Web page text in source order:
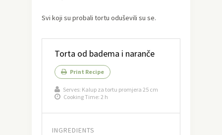
Svi koji su probali tortu oduševili su se.
Torta od badema i naranče
Print Recipe
Serves: Kalup za tortu promjera 25 cm
Cooking Time: 2 h
INGREDIENTS